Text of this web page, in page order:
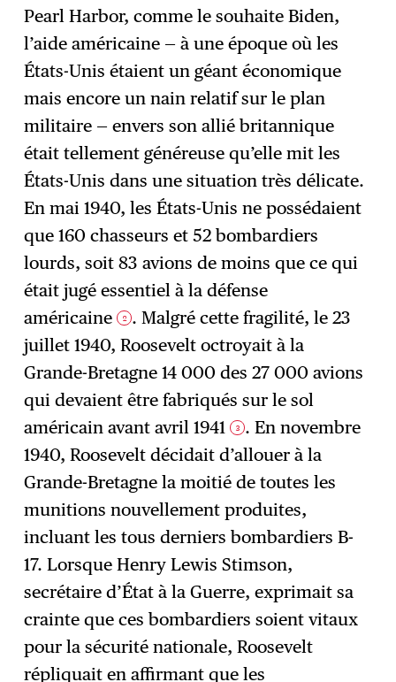
Pearl Harbor, comme le souhaite Biden,
l’aide américaine — à une époque où les
États-Unis étaient un géant économique
mais encore un nain relatif sur le plan
militaire — envers son allié britannique
était tellement généreuse qu’elle mit les
États-Unis dans une situation très délicate.
En mai 1940, les États-Unis ne possédaient
que 160 chasseurs et 52 bombardiers
lourds, soit 83 avions de moins que ce qui
était jugé essentiel à la défense
américaine 2 . Malgré cette fragilité, le 23
juillet 1940, Roosevelt octroyait à la
Grande-Bretagne 14 000 des 27 000 avions
qui devaient être fabriqués sur le sol
américain avant avril 1941 3 . En novembre
1940, Roosevelt décidait d’allouer à la
Grande-Bretagne la moitié de toutes les
munitions nouvellement produites,
incluant les tous derniers bombardiers B-
17. Lorsque Henry Lewis Stimson,
secrétaire d’État à la Guerre, exprimait sa
crainte que ces bombardiers soient vitaux
pour la sécurité nationale, Roosevelt
répliquait en affirmant que les